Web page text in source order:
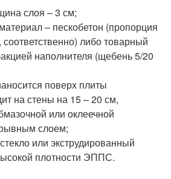
слоя – 3 см;
– пескобетон (пропорция
либо товарный
наполнителя (щебень 5/20
поверх плиты
на стены на 15 – 20 см,
или оклеечной
слоем;
или экструдированный
плотности ЭППС.